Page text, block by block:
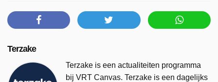
Terzake
Terzake is een actualiteiten programma
bij VRT Canvas. Terzake is een dagelijks